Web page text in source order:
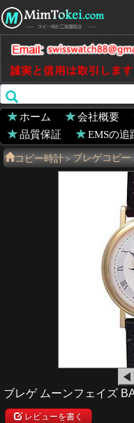
ホーム 会社概要
品質保証
EMSの追
コピー時計 > ブレゲコピー
ブレゲ ムーンフェイズ
レビューを書く